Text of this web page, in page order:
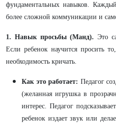
фундаментальных навыков.
более сложной коммуникации и
1. Навык просьбы (Манд). Это
Если ребенок научится просить
необходимость кричать.
Как это работает: Педагог
(желанная игрушка в
интерес. Педагог
ребенок издает звук или